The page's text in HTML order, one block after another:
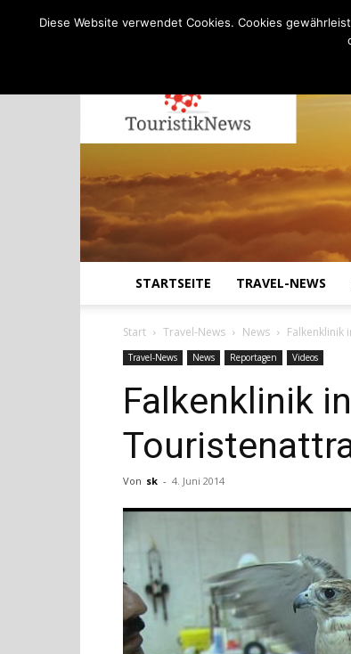
STARTSEITE TRAVEL-NEWS
Start Travel-News News Falkenklinik
Travel-News News Reportagen Videos
Falkenklinik
Von sk - 4. Juni 2014
Diese Website verwendet Cookies. Cookies